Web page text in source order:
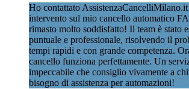
Ho contattato
intervento sul mio cancello automatico
rimasto molto soddisfatto! Il team è stato
puntuale e professionale, risolvendo il
tempi rapidi e con grande competenza.
cancello funziona perfettamente. Un
impeccabile che consiglio vivamente a
bisogno di assistenza per automazioni!